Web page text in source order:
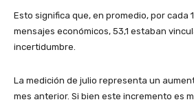
Esto significa que, en promedio, por cada
mensajes económicos, 53,1 estaban
incertidumbre.
La medición de julio representa un
mes anterior. Si bien este incremento es